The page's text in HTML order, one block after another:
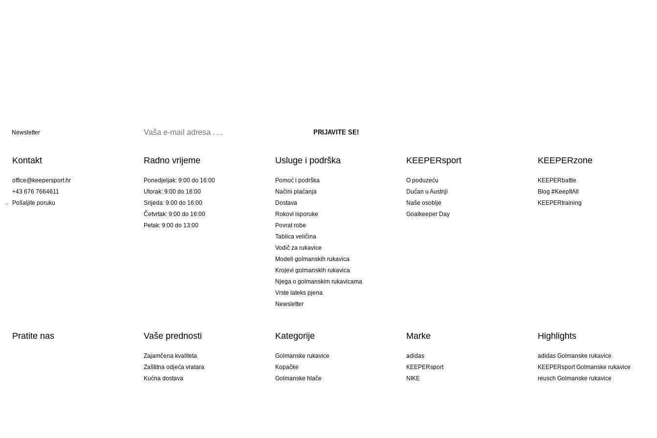
Newsletter
Kontakt
office@keepersport.hr
+43 676 7664611
Pošaljite poruku
Radno vrijeme
Ponedjeljak: 9:00 do 16:00
Utorak: 9:00 do 16:00
Srijeda: 9:00 do 16:00
Četvrtak: 9:00 do 16:00
Petak: 9:00 do 13:00
Usluge i podrška
Pomoć i podrška
Načini plaćanja
Dostava
Rokovi isporuke
Povrat robe
Tablica veličina
Vodič za rukavice
Modeli golmanskih rukavica
Krojevi golmanskih rukavica
Njega o golmanskim rukavicama
Vrste lateks pjena
Newsletter
KEEPERsport
O poduzeću
Dućan u Austriji
Naše osoblje
Goalkeeper Day
KEEPERzone
KEEPERbattle
Blog #KeepItAll
KEEPERtraining
Pratite nas Vaše prednosti
Zajamčena kvaliteta
Zaštitna odjeća vratara
Kućna dostava
Kategorije
Golmanske rukavice
Kopačke
Golmanske hlače
Marke
adidas
KEEPERsport
NIKE
Highlights
adidas Golmanske rukavice
KEEPERsport Golmanske rukavice
reusch Golmanske rukavice